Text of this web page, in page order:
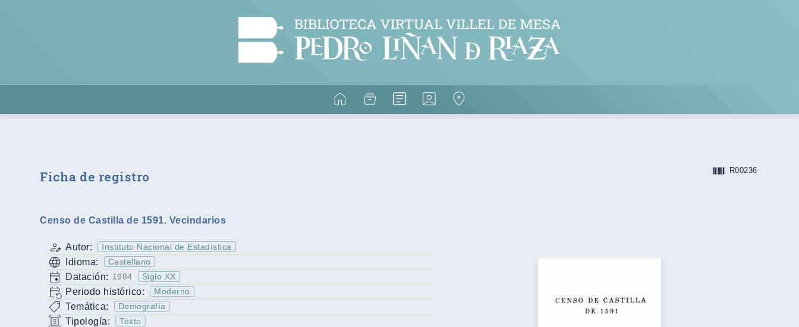
Ficha de registro R00236
Censo de Castilla de 1591. Vecindarios
Autor: Instituto Nacional de Estadística
Idioma: Castellano
Datación: 1984 Siglo XX
Periodo histórico: Moderno
Temática: Demografía
Tipología: Texto